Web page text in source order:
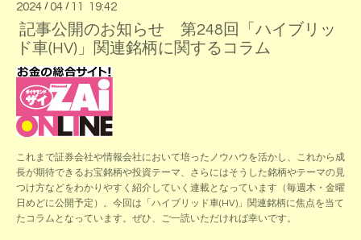
2024 / 04 / 11 19:42
記事公開のお知らせ 第248回「ハイブリッ
ド車(HV)」関連銘柄に関するコラム
これまで証券会社や情報会社において培ったノウハウを活かし、これから成
長が期待できるお宝銘柄や投資テーマ、さらにはそうした銘柄やテーマの見
つけ方などをわかりやすく紹介していく連載となっています（毎週木・金曜
日めどに公開予定）。今回は「ハイブリッド車(HV)」関連銘柄に焦点を当て
たコラムとなっています。ぜひ、ご一読いただければ幸いです。